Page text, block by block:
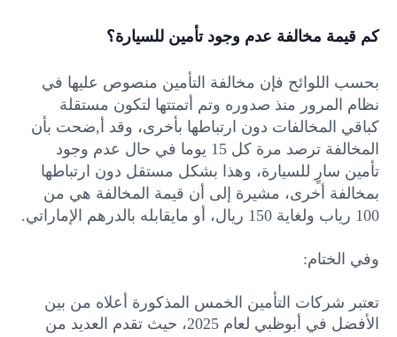
كم قيمة مخالفة عدم وجود تأمين للسيارة؟
بحسب اللوائح فإن مخالفة التأمين منصوص عليها في
نظام المرور منذ صدوره وتم أتمتتها لتكون مستقلة
كباقي المخالفات دون ارتباطها بأخرى، وقد أ,ضحت بأن
المخالفة ترصد مرة كل 15 يوما في حال عدم وجود
تأمين سارٍ للسيارة، وهذا بشكل مستقل دون ارتباطها
بمخالفة أخرى، مشيرة إلى أن قيمة المخالفة هي من
100 رياب ولغاية 150 ريال، أو مايقابله بالدرهم الإماراتي.
وفي الختام:
تعتبر شركات التأمين الخمس المذكورة أعلاه من بين
الأفضل في أبوظبي لعام 2025، حيث تقدم العديد من